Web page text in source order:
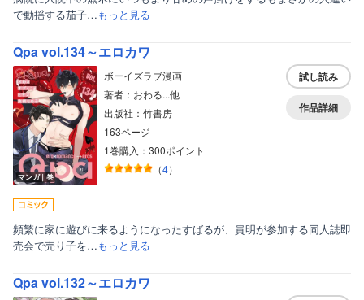
で動揺する茄子…もっと見る
Qpa vol.134～エロカワ
マンガ｜巻
ボーイズラブ漫画
著者：おわる...他
出版社：竹書房
163ページ
1巻購入：300ポイント
（4）
試し読み
作品詳細
頻繁に家に遊びに来るようになったすばるが、貴明が参加する同人誌即
売会で売り子を…もっと見る
Qpa vol.132～エロカワ